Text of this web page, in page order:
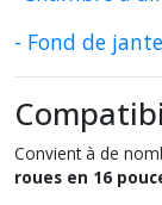
- Fond de
Convient à de
roues en 16